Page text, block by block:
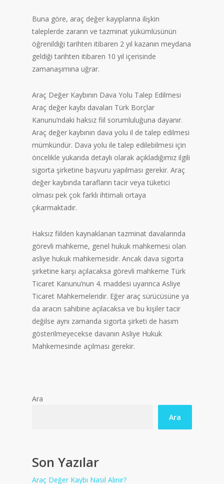
Buna göre, araç değer kayıplarına ilişkin
taleplerde zararın ve tazminat yükümlüsünün
öğrenildiği tarihten itibaren 2 yıl kazanın meydana
geldiği tarihten itibaren 10 yıl içerisinde
zamanaşımına uğrar.
Araç Değer Kaybının Dava Yolu Talep Edilmesi
Araç değer kaybı davaları Türk Borçlar
Kanunu’ndaki haksız fiil sorumluluğuna dayanır.
Araç değer kaybının dava yolu il de talep edilmesi
mümkündür. Dava yolu ile talep edilebilmesi için
öncelikle yukarıda detaylı olarak açıkladığımız ilgili
sigorta şirketine başvuru yapılması gerekir. Araç
değer kaybında tarafların tacir veya tüketici
olması pek çok farklı ihtimali ortaya
çıkarmaktadır.
Haksız fiilden kaynaklanan tazminat davalarında
görevli mahkeme, genel hukuk mahkemesi olan
asliye hukuk mahkemesidir. Ancak dava sigorta
şirketine karşı açılacaksa görevli mahkeme Türk
Ticaret Kanunu’nun 4. maddesi uyarınca Asliye
Ticaret Mahkemeleridir. Eğer araç sürücüsüne ya
da aracın sahibine açılacaksa ve bu kişiler tacir
değilse aynı zamanda sigorta şirketi de hasım
gösterilmeyecekse davanın Asliye Hukuk
Mahkemesinde açılması gerekir.
Ara
Ara
Son Yazılar
Araç Değer Kaybı Nasıl Alınır?